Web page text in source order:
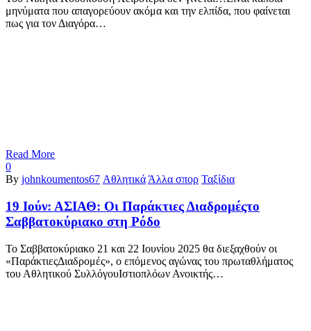
μηνύματα που απαγορεύουν ακόμα και την ελπίδα, που φαίνεται
πως για τον Διαγόρα…
Read More
0
By johnkoumentos67 Αθλητικά Άλλα σπορ Ταξίδια
19 Ιούν: ΑΣΙΑΘ: Οι Παράκτιες Διαδρομέςτο
Σαββατοκύριακο στη Ρόδο
Το Σαββατοκύριακο 21 και 22 Ιουνίου 2025 θα διεξαχθούν οι
«ΠαράκτιεςΔιαδρομές», ο επόμενος αγώνας του πρωταθλήματος
του Αθλητικού ΣυλλόγουΙστιοπλόων Ανοικτής…